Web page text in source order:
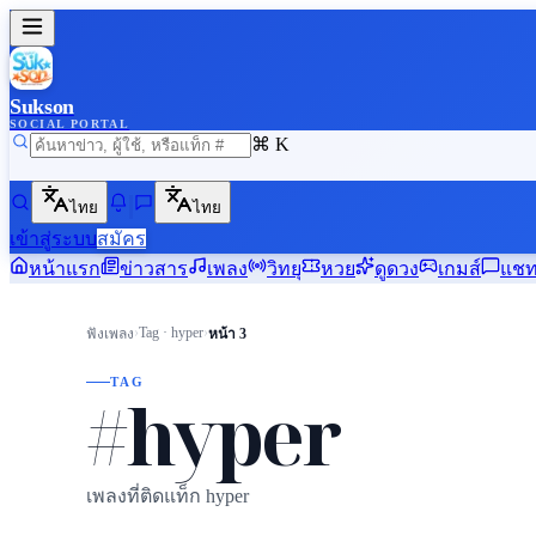
Sukson
SOCIAL PORTAL
⌘ K
ไทย ไทย
เข้าสู่ระบบสมัคร
หน้าแรก
ข่าวสาร เพลง วิทยุ หวย ดูดวง เกมส์ แช
ฟังเพลง›Tag · hyper›หน้า 3
TAG
#hyper
เพลงที่ติดแท็ก hyper